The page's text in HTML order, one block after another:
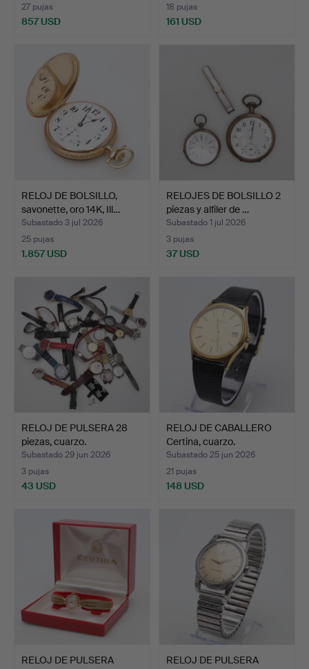
27 pujas
857 USD
18 pujas
161 USD
RELOJ DE BOLSILLO,
savonette, oro 14K, Ill…
Subastado 3 jul 2026
25 pujas
1.857 USD
RELOJES DE BOLSILLO 2
piezas y alfiler de …
Subastado 1 jul 2026
3 pujas
37 USD
RELOJ DE PULSERA 28
piezas, cuarzo.
Subastado 29 jun 2026
3 pujas
43 USD
RELOJ DE CABALLERO
Certina, cuarzo.
Subastado 25 jun 2026
21 pujas
148 USD
RELOJ DE PULSERA
RELOJ DE PULSERA